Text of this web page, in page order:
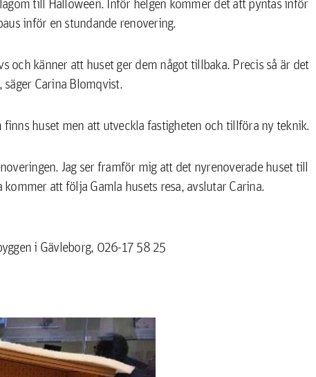
inför en stundande renovering.
och känner att huset ger dem något tillbaka. Precis så är det
Carina Blomqvist.
huset men att utveckla fastigheten och tillföra ny teknik.
Jag ser framför mig att det nyrenoverade huset till
att följa Gamla husets resa, avslutar Carina.
i Gävleborg, 026-17 58 25